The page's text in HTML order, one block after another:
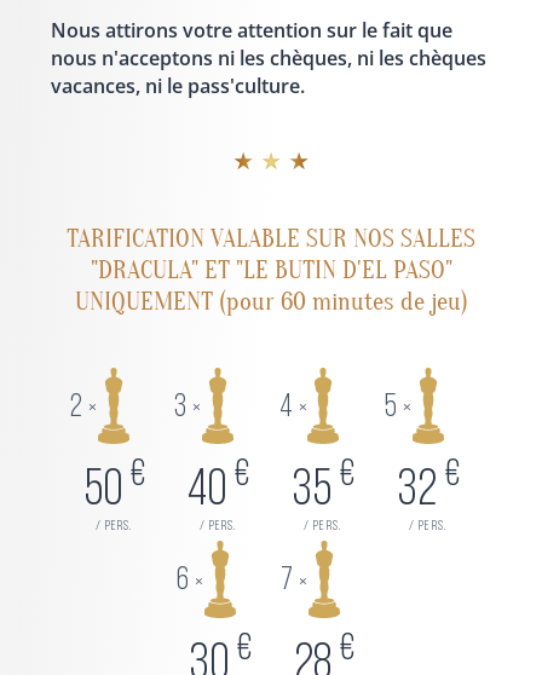
Nous attirons votre attention sur le fait que
nous n'acceptons ni les chèques, ni les chèques
vacances, ni le pass'culture.
★ ★ ★
TARIFICATION VALABLE SUR NOS SALLES
"DRACULA" ET "LE BUTIN D'EL PASO"
UNIQUEMENT (pour 60 minutes de jeu)
2 ×
50 €
/ pers.
3 ×
40 €
/ pers.
4 ×
35 €
/ pers.
5 ×
32 €
/ pers.
6 ×
€
7 ×
€